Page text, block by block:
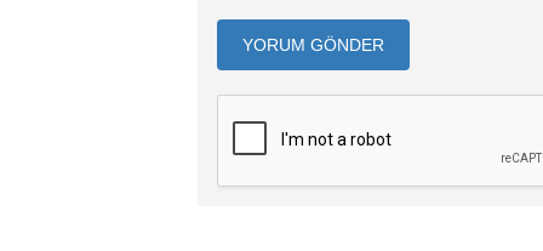
YORUM GÖNDER